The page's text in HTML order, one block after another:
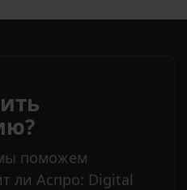
поможем
ли Аспро: Digital